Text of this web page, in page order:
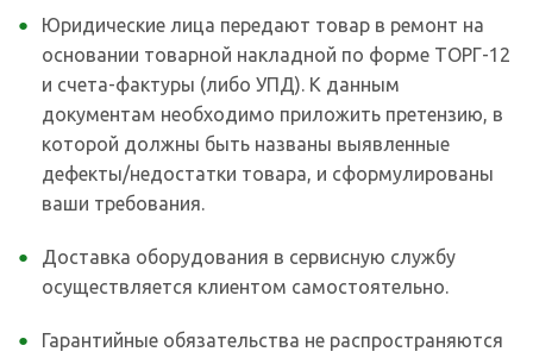
Юридические лица передают товар в ремонт на
основании товарной накладной по форме ТОРГ-12
и счета-фактуры (либо УПД). К данным
документам необходимо приложить претензию, в
которой должны быть названы выявленные
дефекты/недостатки товара, и сформулированы
ваши требования.
Доставка оборудования в сервисную службу
осуществляется клиентом самостоятельно.
Гарантийные обязательства не распространяются